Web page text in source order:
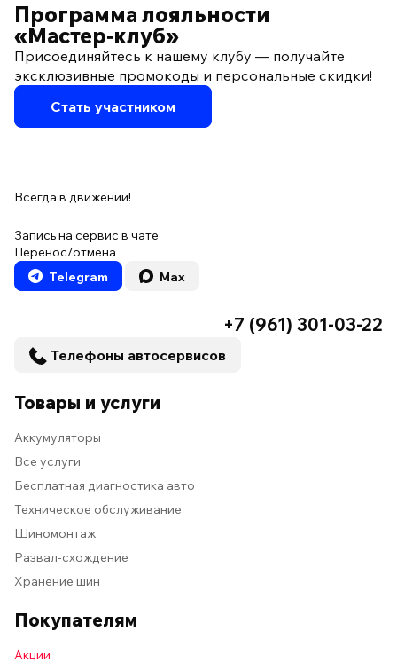
Программа лояльности
«Мастер‑клуб»
Присоединяйтесь к нашему клубу — получайте
эксклюзивные промокоды и персональные скидки!
Стать участником
Всегда в движении!
Запись на сервис в чате
Перенос/отмена
Telegram
Max
+7 (961) 301-03-22
Телефоны автосервисов
Товары и услуги
Аккумуляторы
Все услуги
Бесплатная диагностика авто
Техническое обслуживание
Шиномонтаж
Развал-схождение
Хранение шин
Покупателям
Акции